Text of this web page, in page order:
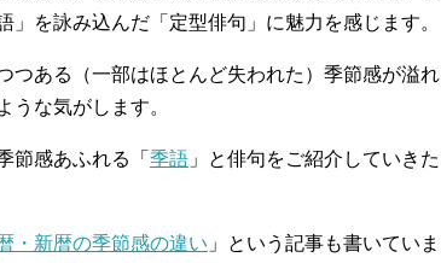
を詠み込んだ「定型俳句」に魅力を感じます。
つある（一部はほとんど失われた）季節感が溢れ
うな気がします。
節感あふれる「 季語 」と俳句をご紹介していきた
・新暦の季節感の違い 」という記事も書いていま